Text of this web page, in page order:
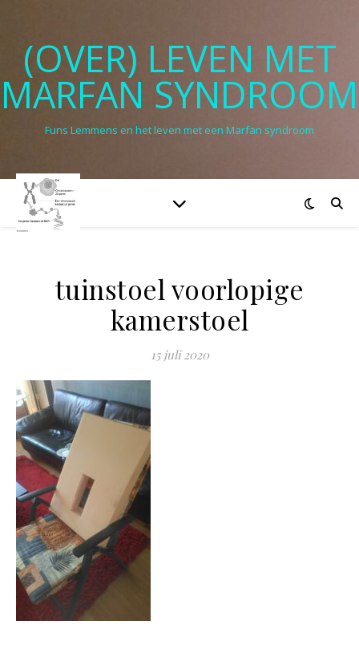
(OVER) LEVEN MET
MARFAN SYNDROOM
Funs Lemmens en het leven met een Marfan syndroom
tuinstoel voorlopige
kamerstoel
15 juli 2020